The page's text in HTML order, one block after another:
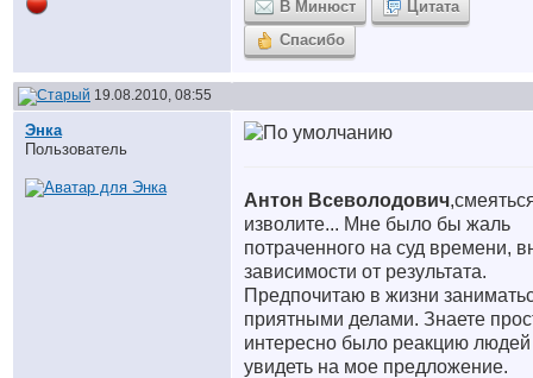
В Минюст
Цитата
Спасибо
19.08.2010, 08:55
Энка
Пользователь
Антон Всеволодович
изволите... Мне было бы жаль
потраченного на суд времени,
зависимости от результата.
Предпочитаю в жизни
приятными делами. Знаете
интересно было реакцию людей
увидеть на мое предложение.